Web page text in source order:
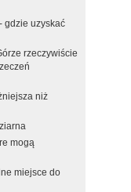
gdzie uzyskać
rzeczywiście
niż
mogą
miejsce do